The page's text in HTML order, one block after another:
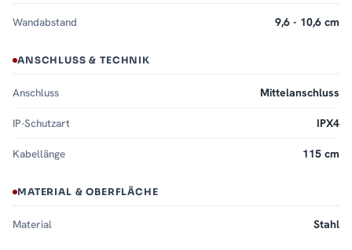
Wandabstand 9,6 - 10,6 cm
ANSCHLUSS & TECHNIK
Anschluss Mittelanschluss
IP-Schutzart IPX4
Kabellänge 115 cm
MATERIAL & OBERFLÄCHE
Material Stahl